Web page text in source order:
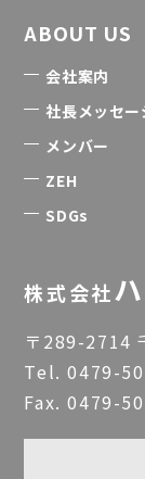
ABOUT US
会社案内
社長メッセー
メンバー
ZEH
SDGs
株式会社
〒289-2714
Tel.0479-
Fax. 0479-